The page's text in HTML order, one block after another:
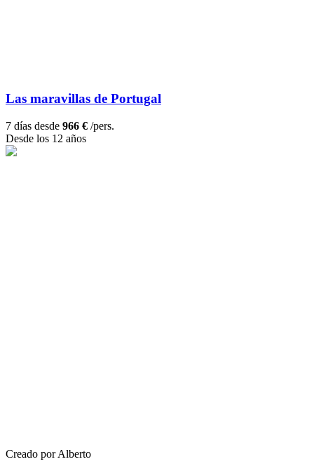
Las maravillas de Portugal
7 días desde 966 € /pers.
Desde los 12 años
Creado por Alberto